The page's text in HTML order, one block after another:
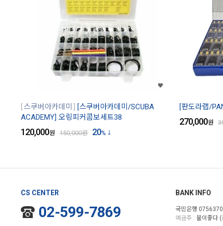
스쿠버아카데미
[스쿠버아카데미/SCUBA
ACADEMY] 오링피커콤보세트38
120,000원 150,000원 20%
[판도라랩/
270,000원
CS CENTER
02-599-7869
BANK INFO
국민은행
예금주 : 물이좋다 (